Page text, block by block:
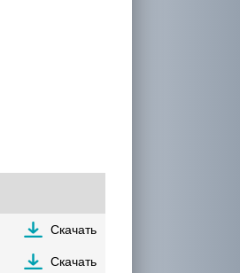
Скачать
Скачать